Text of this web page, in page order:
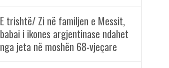
E trishtë/ Zi në familjen e Messit,
babai i ikones argjentinase ndahet
nga jeta në moshën 68-vjeçare